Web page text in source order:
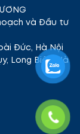
và Đầu tư
Đức, Hà Nội
Long Biên, Hà